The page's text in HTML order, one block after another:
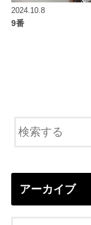
2024.10.8
9番
アーカイブ